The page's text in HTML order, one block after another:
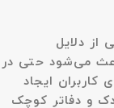
یکی از دلایل
می‌شود حتی در
ایجاد
و دفاتر کوچک